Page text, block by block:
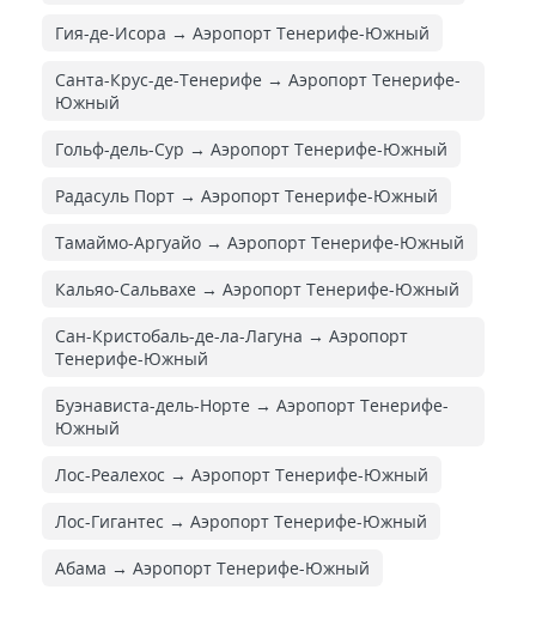
Гия-де-Исора → Аэропорт Тенерифе-Южный
Санта-Крус-де-Тенерифе → Аэропорт Тенерифе-
Южный
Гольф-дель-Сур → Аэропорт Тенерифе-Южный
Радасуль Порт → Аэропорт Тенерифе-Южный
Тамаймо-Аргуайо → Аэропорт Тенерифе-Южный
Кальяо-Сальвахе → Аэропорт Тенерифе-Южный
Сан-Кристобаль-де-ла-Лагуна → Аэропорт
Тенерифе-Южный
Буэнависта-дель-Норте → Аэропорт Тенерифе-
Южный
Лос-Реалехос → Аэропорт Тенерифе-Южный
Лос-Гигантес → Аэропорт Тенерифе-Южный
Абама → Аэропорт Тенерифе-Южный